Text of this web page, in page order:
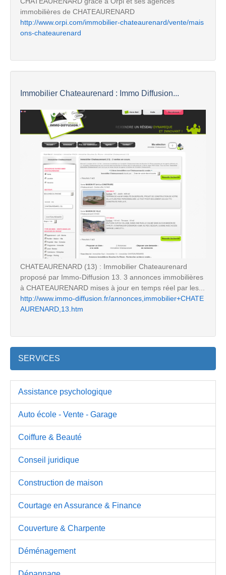
immobilières de CHATEAURENARD
http://www.orpi.com/immobilier-chateaurenard/vente/mais
ons-chateaurenard
Immobilier Chateaurenard : Immo Diffusion...
CHATEAURENARD (13) : Immobilier Chateaurenard
proposé par Immo-Diffusion 13. 3 annonces immobilières
à CHATEAURENARD mises à jour en temps réel par les...
http://www.immo-diffusion.fr/annonces,immobilier+CHATE
AURENARD,13.htm
SERVICES
Assistance psychologique
Auto école - Vente - Garage
Coiffure & Beauté
Conseil juridique
Construction de maison
Courtage en Assurance & Finance
Couverture & Charpente
Déménagement